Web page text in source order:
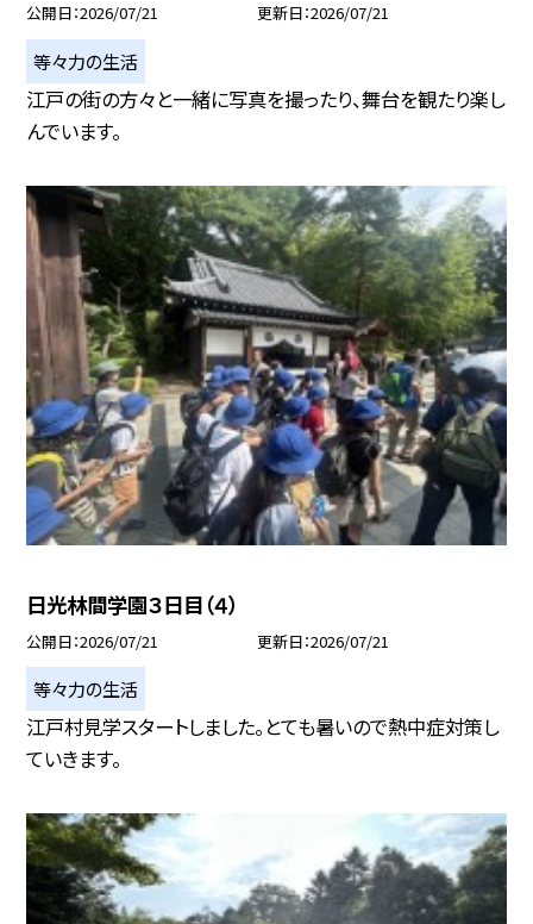
公開日 2026/07/21 更新日 2026/07/21
等々力の生活
江戸の街の方々と一緒に写真を撮ったり、舞台を観たり楽し
んでいます。
日光林間学園３日目（４）
公開日 2026/07/21 更新日 2026/07/21
等々力の生活
江戸村見学スタートしました。とても暑いので熱中症対策し
ていきます。